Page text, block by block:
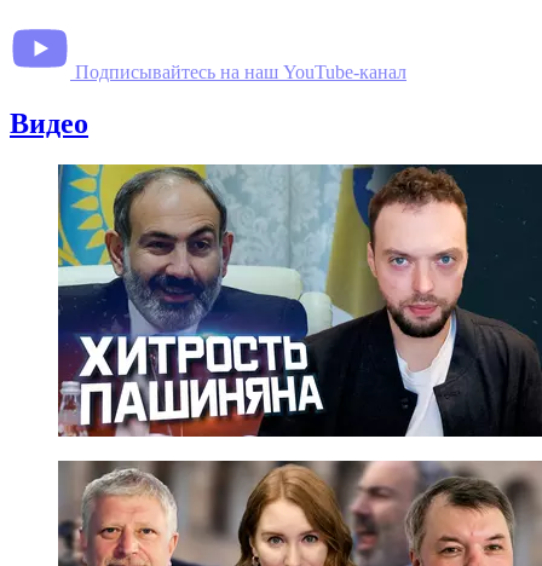
Подписывайтесь на наш YouTube-канал
Видео